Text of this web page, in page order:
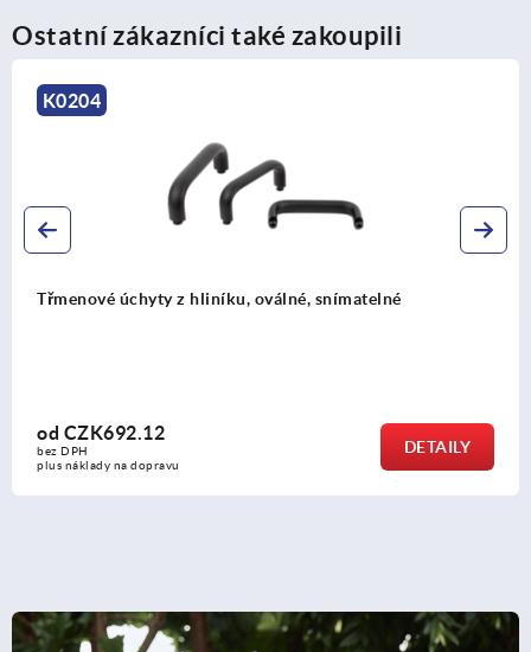
Ostatní zákazníci také zakoupili
Koncová podložka z nerezové oceli
od
plus náklady na dopravu